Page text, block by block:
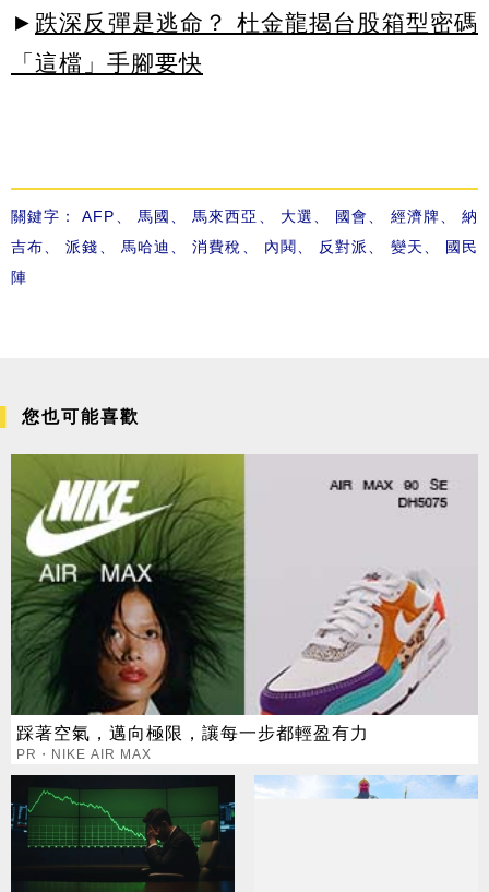
► 跌深反彈是逃命？ 杜金龍揭台股箱型密碼
「這檔」手腳要快
關鍵字：AFP 馬國 馬來西亞 大選 國會 經濟牌 、納
吉布 、派錢 馬哈迪 、消費稅 內鬨 反對派 變天
國民
陣
您也可能喜歡
踩著空氣，邁向極限，讓每一步都輕盈有力
PR・NIKE AIR MAX